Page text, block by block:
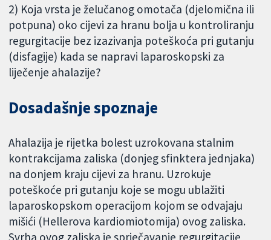
2) Koja vrsta je želučanog omotača (djelomična ili
potpuna) oko cijevi za hranu bolja u kontroliranju
regurgitacije bez izazivanja poteškoća pri gutanju
(disfagije) kada se napravi laparoskopski za
liječenje ahalazije?
Dosadašnje spoznaje
Ahalazija je rijetka bolest uzrokovana stalnim
kontrakcijama zaliska (donjeg sfinktera jednjaka)
na donjem kraju cijevi za hranu. Uzrokuje
poteškoće pri gutanju koje se mogu ublažiti
laparoskopskom operacijom kojom se odvajaju
mišići (Hellerova kardiomiotomija) ovog zaliska.
Svrha ovog zaliska je sprječavanje regurgitacije